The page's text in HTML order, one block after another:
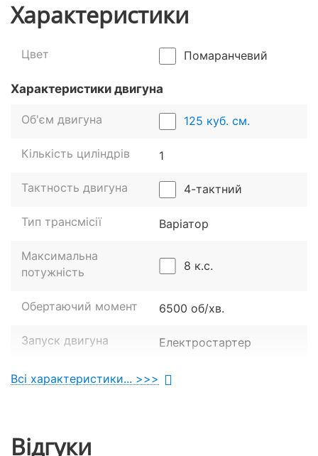
До речі, сам кузов підліткового квадрика Forte
ATV125P виконаний із товстого АБС-пластику.
Матеріал добре захищений від механічних впливів
та здатний витримати удар середньої сили.
Характеристики
Цвет Помаранчевий
Характеристики двигуна
Об'єм двигуна 125 куб. см.
Кількість циліндрів 1
Тактность двигуна 4-тактний
Тип трансмісії Варіатор
Максимальна
потужність
8 к.с.
Обертаючий момент 6500 об/хв.
Запуск двигуна Електростартер
Ходова частина
Всі характеристики... >>>
Відгуки